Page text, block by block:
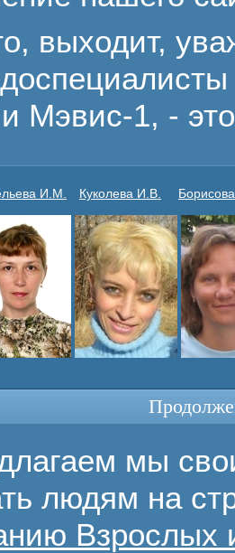
выходит,
Мэвис-1, -
И.М. Куколева И.В.
мы
людям на
Взрослых